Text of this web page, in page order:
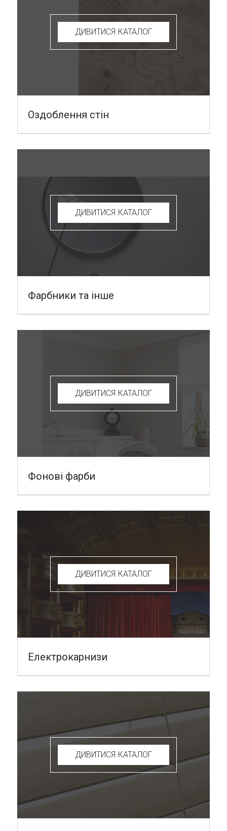
ДИВИТИСЯ КАТАЛОГ
Оздоблення стін
ДИВИТИСЯ КАТАЛОГ
Фарбники та інше
ДИВИТИСЯ КАТАЛОГ
Фонові фарби
ДИВИТИСЯ КАТАЛОГ
Електрокарнизи
ДИВИТИСЯ КАТАЛОГ